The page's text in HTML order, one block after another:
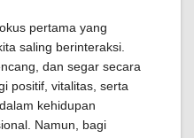
pertama yang
saling berinteraksi.
dan segar secara
positif, vitalitas, serta
kehidupan
Namun, bagi